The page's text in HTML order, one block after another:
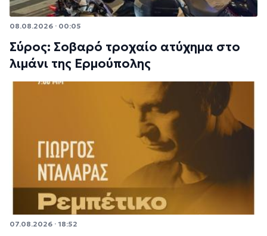
08.08.2026 · 00:05
Σύρος: Σοβαρό τροχαίο ατύχημα στο
λιμάνι της Ερμούπολης
07.08.2026 · 18:52